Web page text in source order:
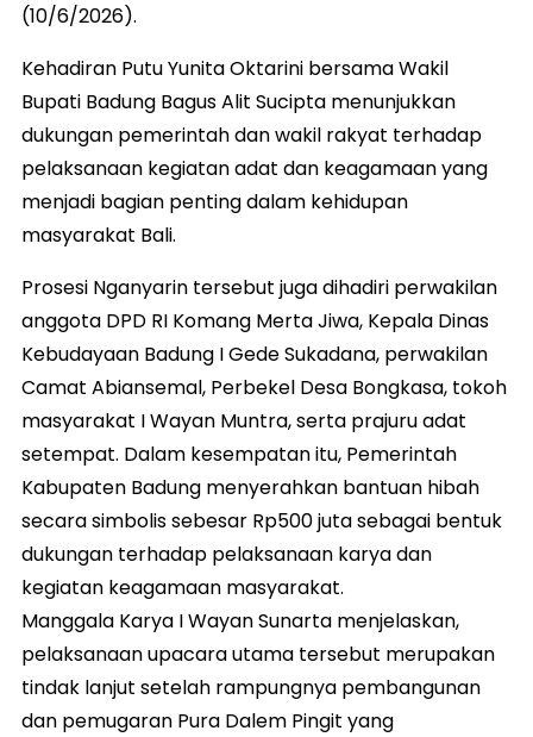
(10/6/2026).
Kehadiran Putu Yunita Oktarini bersama Wakil
Bupati Badung Bagus Alit Sucipta menunjukkan
dukungan pemerintah dan wakil rakyat terhadap
pelaksanaan kegiatan adat dan keagamaan yang
menjadi bagian penting dalam kehidupan
masyarakat Bali.
Prosesi Nganyarin tersebut juga dihadiri perwakilan
anggota DPD RI Komang Merta Jiwa, Kepala Dinas
Kebudayaan Badung I Gede Sukadana, perwakilan
Camat Abiansemal, Perbekel Desa Bongkasa, tokoh
masyarakat I Wayan Muntra, serta prajuru adat
setempat. Dalam kesempatan itu, Pemerintah
Kabupaten Badung menyerahkan bantuan hibah
secara simbolis sebesar Rp500 juta sebagai bentuk
dukungan terhadap pelaksanaan karya dan
kegiatan keagamaan masyarakat.
Manggala Karya I Wayan Sunarta menjelaskan,
pelaksanaan upacara utama tersebut merupakan
tindak lanjut setelah rampungnya pembangunan
dan pemugaran Pura Dalem Pingit yang